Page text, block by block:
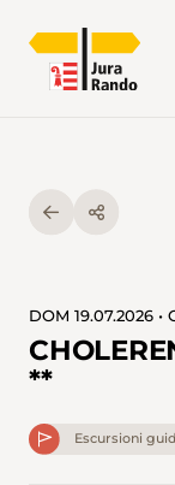
DOM 19.07.2026 •
**
Escursioni